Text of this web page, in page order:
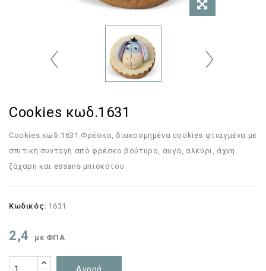
Cookies κωδ.1631
Cookies κωδ.1631.Φρέσκα, διακοσμημένα cookies φτιαγμένα με
σπιτική συνταγή από φρέσκο βούτυρο, αυγά, αλεύρι, άχνη
ζάχαρη και essans μπισκότου
Κωδικός: 1631
2,4 με ΦΠΑ
Αγορά